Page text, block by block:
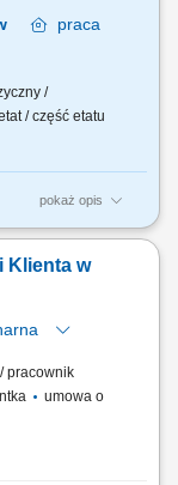
praca
/
/ część etatu
pokaż opis
produktów i
wyborze
Klienta w
pracownik
umowa o